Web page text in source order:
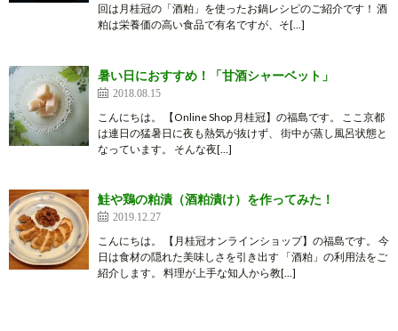
回は月桂冠の「酒粕」を使ったお鍋レシピのご紹介です！ 酒
粕は栄養価の高い食品で有名ですが、そ[…]
暑い日におすすめ！「甘酒シャーベット」
2018.08.15
こんにちは。 【Online Shop 月桂冠】の福島です。 ここ京都
は連日の猛暑日に夜も熱気が抜けず、 街中が蒸し風呂状態と
なっています。 そんな夜[…]
鮭や鶏の粕漬（酒粕漬け）を作ってみた！
2019.12.27
こんにちは。 【月桂冠オンラインショップ】の福島です。 今
日は食材の隠れた美味しさを引き出す 「酒粕」の利用法をご
紹介します。 料理が上手な知人から教[…]